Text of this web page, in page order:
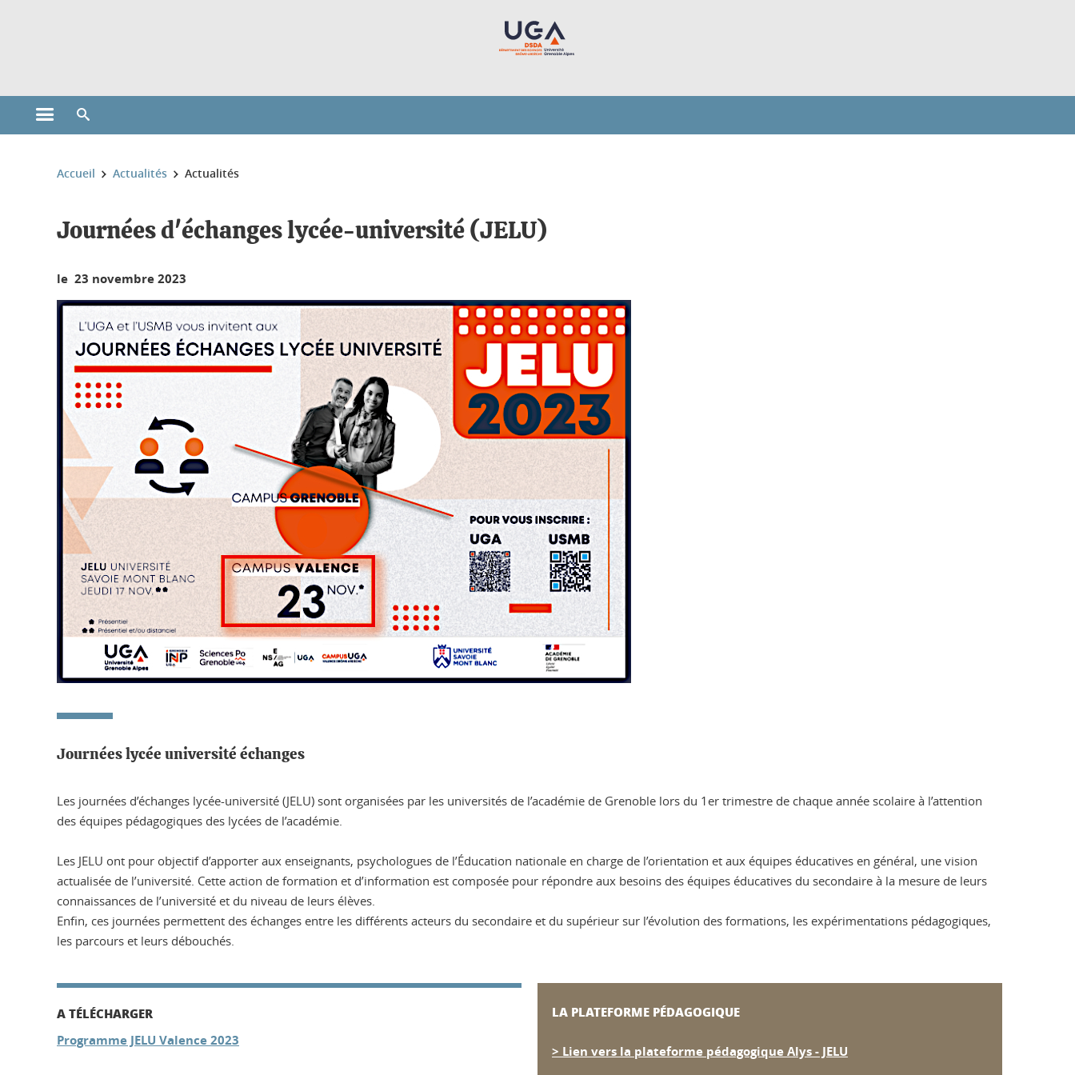
Ouvrir le menu principal
Vous êtes ici :
Accueil Actualités Actualités
Journées d'échanges lycée-université (JELU)
le 23 novembre 2023
Journées lycée université échanges
Les journées d’échanges lycée-université (JELU) sont organisées par les universités de l’académie de Grenoble lors du 1er trimestre de chaque année scolaire à l’attention
des équipes pédagogiques des lycées de l’académie.
Les JELU ont pour objectif d’apporter aux enseignants, psychologues de l’Éducation nationale en charge de l’orientation et aux équipes éducatives en général, une vision
actualisée de l’université. Cette action de formation et d’information est composée pour répondre aux besoins des équipes éducatives du secondaire à la mesure de leurs
connaissances de l’université et du niveau de leurs élèves.
Enfin, ces journées permettent des échanges entre les différents acteurs du secondaire et du supérieur sur l’évolution des formations, les expérimentations pédagogiques,
les parcours et leurs débouchés.
A TÉLÉCHARGER
Programme JELU Valence 2023
LA PLATEFORME PÉDAGOGIQUE
> Lien vers la plateforme pédagogique Alys - JELU